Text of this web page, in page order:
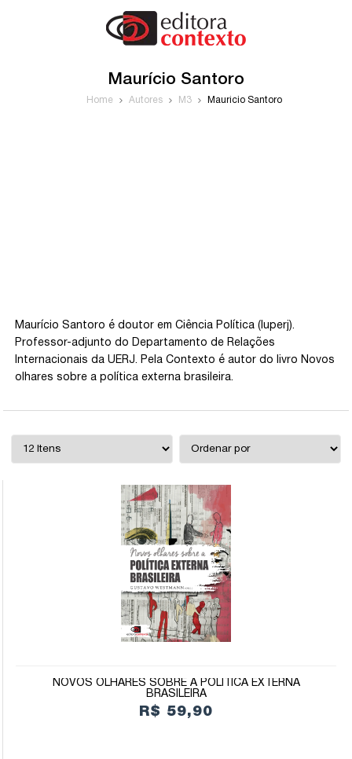
Maurício Santoro
Home Autores M3 Maurício Santoro
Maurício Santoro é doutor em Ciência Política (Iuperj).
Professor-adjunto do Departamento de Relações
Internacionais da UERJ. Pela Contexto é autor do livro Novos
olhares sobre a política externa brasileira.
NOVOS OLHARES SOBRE A POLÍTICA EXTERNA
BRASILEIRA
R$ 59,90